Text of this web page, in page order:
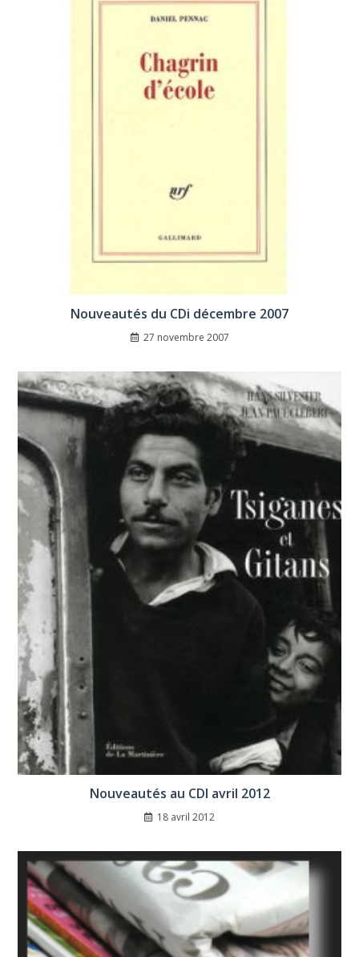
Nouveautés du CDi décembre 2007
27 novembre 2007
Nouveautés au CDI avril 2012
18 avril 2012